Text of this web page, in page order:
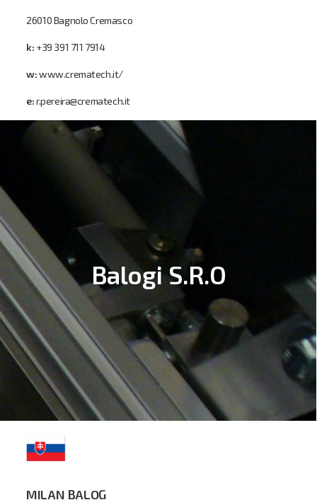
26010 Bagnolo Cremasco
k: +39 391 711 7914
w:www.crematech.it/
e:r.pereira@crematech.it
Balogi S.R.O
MILAN BALOG